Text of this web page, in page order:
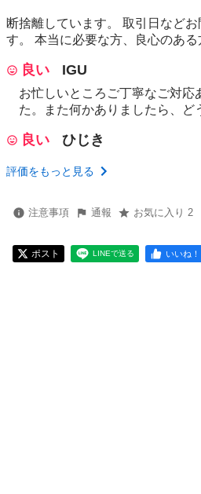
断捨離しています。 取引日など
す。 本当に必要な方、良心のある
良い IGU
お忙しいところご丁寧なご対応
た。また何かありましたら、ど
良い ひじき
評価をもっと見る
注意事項 通報 お気に入り 2
ポスト LINEで送る いいね！